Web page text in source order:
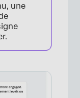
une